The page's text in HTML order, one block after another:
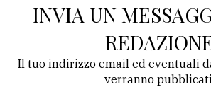
INVIA UN
Il tuo indirizzo email ed eventuali
verranno